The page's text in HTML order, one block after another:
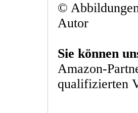
©
Autor
Sie können
Amazon-
qualifizierten